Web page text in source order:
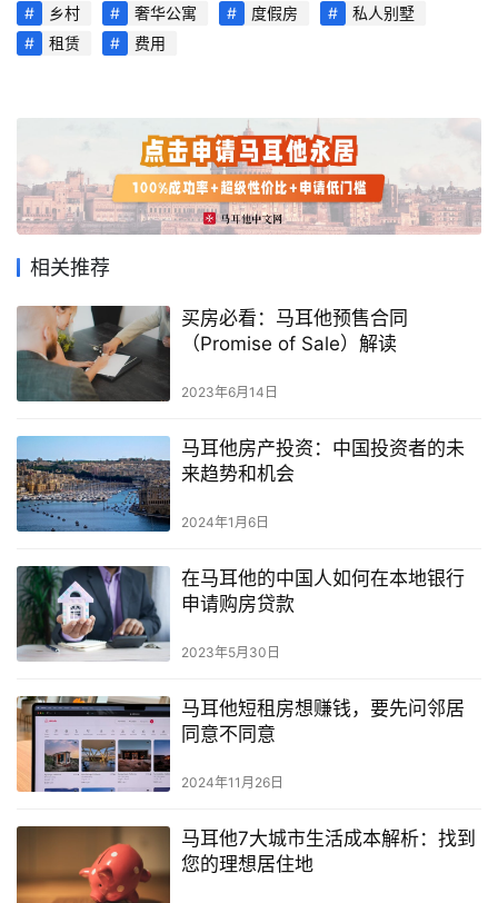
页
攻
生
活
指
马
他
移
民
留
教
育
址
导
航
乡村 奢华公寓 度假房
私人别墅
租赁
费用
相关推荐
买房必看：马耳他预售合同
（Promise of Sale）解读
2023年6月14日
马耳他房产投资：中国投资者的未
来趋势和机会
2024年1月6日
在马耳他的中国人如何在本地银行
申请购房贷款
2023年5月30日
马耳他短租房想赚钱，要先问邻居
同意不同意
2024年11月26日
马耳他7大城市生活成本解析：找到
您的理想居住地